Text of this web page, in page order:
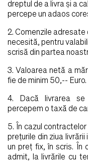
dreptul de a livra şi a
percepe un adaos
2. Comenzile
necesită, pentru
scrisă din partea
3. Valoarea netă a
fie de minim 50,-- Euro.
4. Dacă livrarea se
percepem o taxă de
5. În cazul
preţurile din ziua
un preţ fix, în scris. În
admit, la livrările cu